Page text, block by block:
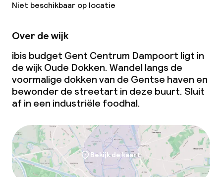
Niet beschikbaar op locatie
Over de wijk
ibis budget Gent Centrum Dampoort ligt in
de wijk Oude Dokken. Wandel langs de
voormalige dokken van de Gentse haven en
bewonder de streetart in deze buurt. Sluit
af in een industriële foodhal.
Bekijk de kaart